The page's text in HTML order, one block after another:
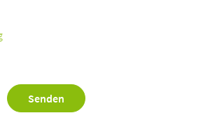
Senden